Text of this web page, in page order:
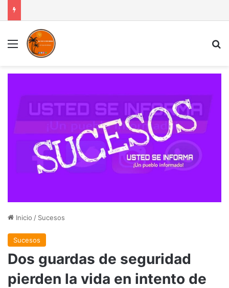
Menú
Inicio / Sucesos
Sucesos
Dos guardas de seguridad
pierden la vida en intento de